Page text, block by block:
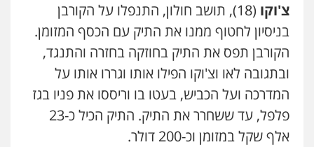
עו"ד אסף דוק
פלילי עבירות מין סמים והימורים פשיעה
חמורה חקירות ומעצרים צווארון לבן והונאה
0526885006
עו"ד שלי גורביץ – לוי
משפט פלילי
וחקירות צבאי תעבורה
0544218336
צ'וקו
(18), תושב חולון, התנפלו על הקורבן
בניסיון לחטוף ממנו את התיק עם הכסף המזומן.
הקורבן תפס את התיק בחוזקה בחזרה והתנגד,
ובתגובה לאו וצ'וקו הפילו אותו וגררו אותו על
המדרכה ועל הכביש, בעטו בו וריססו את פניו בגז
פלפל, עד ששחרר את התיק. התיק הכיל כ-23
אלף שקל במזומן וכ-200 דולר.